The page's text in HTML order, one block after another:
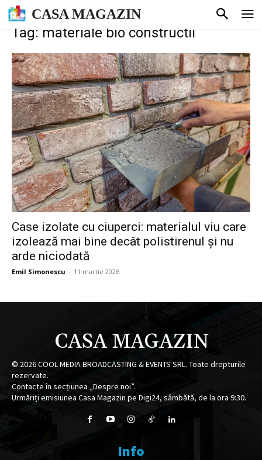
CASA MAGAZIN
Tag: materiale bio constructii
Case izolate cu ciuperci: materialul viu care
izolează mai bine decât polistirenul și nu
arde niciodată
Emil Simonescu - 11 martie 2026
CASA MAGAZIN
© 2026COOL MEDIA BROADCASTING & EVENTS SRL. Toate drepturile
rezervate.
Contacte în secțiunea „Despre noi”.
Urmăriți emisiunea Casa Magazin pe Digi24, sâmbătă, de la ora 9:30.
Info